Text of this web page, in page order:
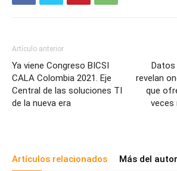
Artículo anterior
Ya viene Congreso BICSI
CALA Colombia 2021. Eje
Central de las soluciones TI
de la nueva era
Datos
revelan
que
veces
Artículos relacionados Más del autor